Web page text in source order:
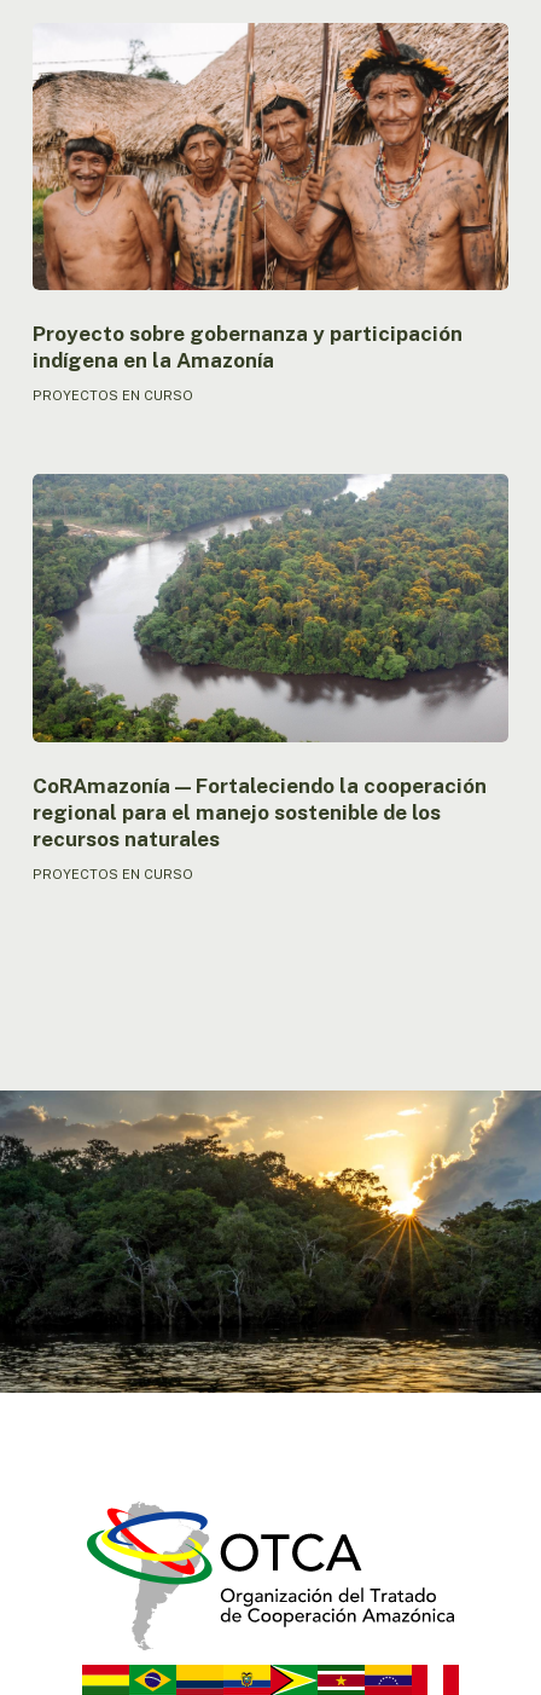
sobre
gobernanza
y
participación
indígena
en
la
Amazonía
Proyecto sobre gobernanza y participación
indígena en la Amazonía
PROYECTOS EN CURSO
CoRAmazonía
—
Fortaleciendo
la
cooperación
regional
para
el
manejo
sostenible
los
recursos
naturales
CoRAmazonía — Fortaleciendo la cooperación
regional para el manejo sostenible de los
recursos naturales
PROYECTOS EN CURSO